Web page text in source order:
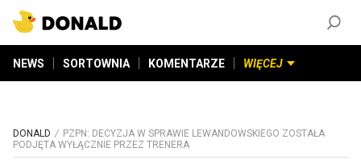
NEWS SORTOWNIA KOMENTARZE WIĘCEJ
DONALD
PZPN: DECYZJA W SPRAWIE LEWANDOWSKIEGO ZOSTAŁA
PODJĘTA WYŁĄCZNIE PRZEZ TRENERA